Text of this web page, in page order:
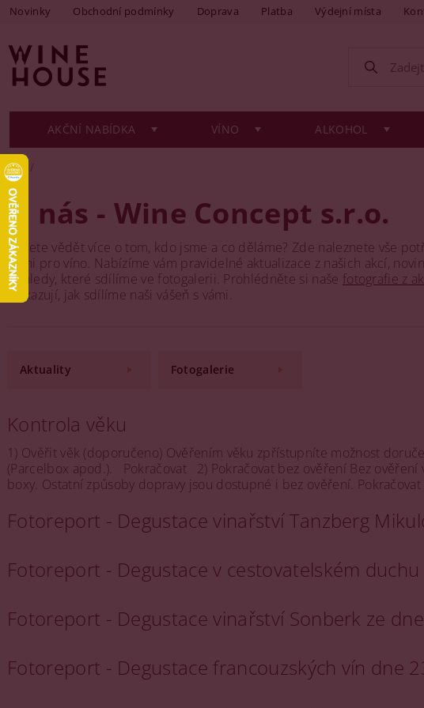
Novinky Obchodní podmínky Doprava Platba Výdejní místa
AKČNÍ NABÍDKA VÍNO ALKOHOL
O nás - Wine Concept s.r.o.
Chcete vědět více o tom, kdo jsme a co děláme? Zde naleznete vše
vášni pro víno. Nabízíme vám pravidelné aktualizace z našich akcí,
pohledy, které sdílíme ve fotogalerii. Prohlédněte si naše fotografie z
a ukazují, jak sdílíme naši vášeň s vámi.
Aktuality Fotogalerie
Kontrola věku
1) Ověřit věk (doporučeno) Ověřením věku zpřístupníte možnost
(Parcelbox apod.). Pokračovat 2) Pokračovat bez ověření Bez
boxy. Ostatní způsoby dopravy jsou dostupné i bez ověření. Pokračovat
Fotoreport - Degustace vinařství Tanzberg
Fotoreport - Degustace v cestovatelském
Fotoreport - Degustace vinařství Sonberk ze
Fotoreport - Degustace francouzských vín dne